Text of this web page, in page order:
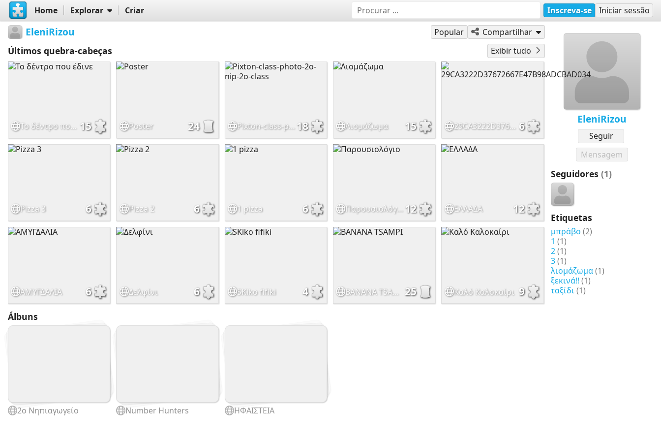
Home Explorar Criar Inscreva-se Iniciar sessão
EleniRizou
Seguir
Mensagem
Seguidores (1)
Etiquetas
μπράβο (2)
1 (1)
2(1)
3(1)
λιομάζωμα(1)
ξεκινά!! (1)
ταξίδι(1)
EleniRizou Popular Compartilhar
Últimos quebra-cabeças Exibir tudo
Το δέντρο που έδινε 15 Poster 24 Pixton-class-photo-2o-nip-2o-class 18 Λιομάζωμα 15 29CA3222D37672667E47B98ADCBAD034 6
Pizza 3 6 Pizza 2 6 1 pizza 6 Παρουσιολόγιο 12 ΕΛΛΑΔΑ 12
ΑΜΥΓΔΑΛΙΑ 6 Δελφίνι 6 SKiko fifiki 4 BANANA TSAMPI 25 Καλό Καλοκαίρι 9
Álbuns
2ο Νηπιαγωγείο Number Hunters ΗΦΑΙΣΤΕΙΑ